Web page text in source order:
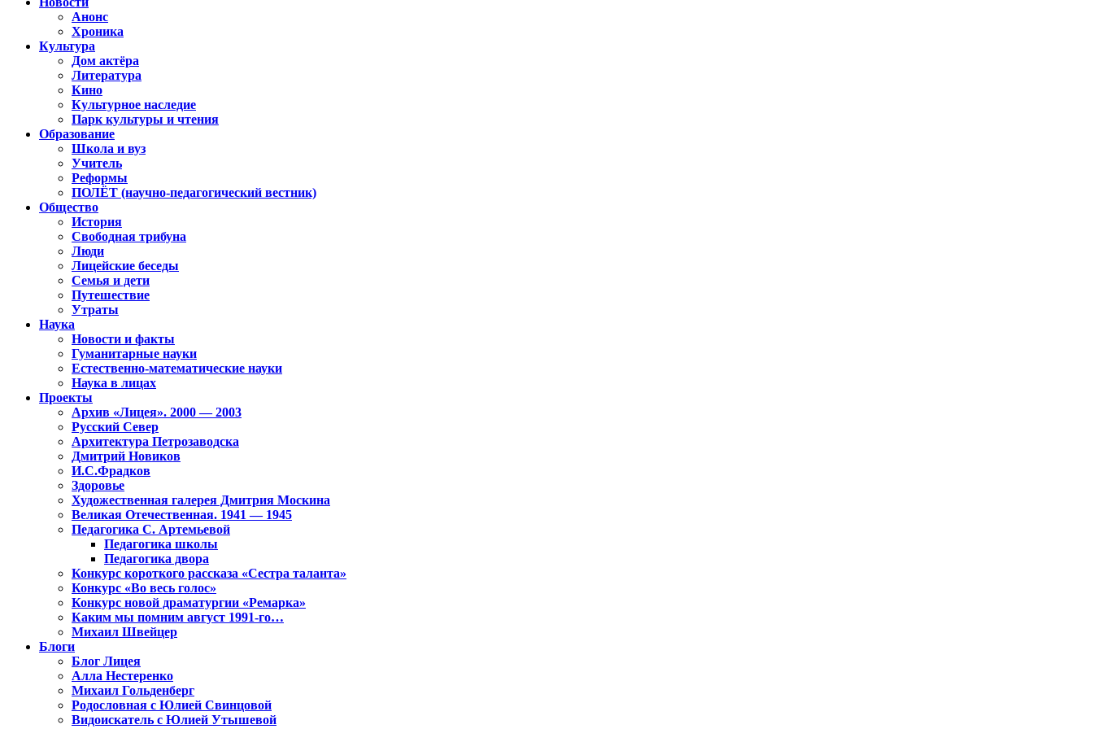
Анонс
Хроника
Культура
Дом актёра
Литература
Кино
Культурное наследие
Парк культуры и чтения
Образование
Школа и вуз
Учитель
Реформы
ПОЛЁТ (научно-педагогический вестник)
Общество
История
Свободная трибуна
Люди
Лицейские беседы
Семья и дети
Путешествие
Утраты
Наука
Новости и факты
Гуманитарные науки
Естественно-математические науки
Наука в лицах
Проекты
Архив «Лицея». 2000 — 2003
Русский Север
Архитектура Петрозаводска
Дмитрий Новиков
И.С.Фрадков
Здоровье
Художественная галерея Дмитрия Москина
Великая Отечественная. 1941 — 1945
Педагогика С. Артемьевой
Педагогика школы
Педагогика двора
Конкурс короткого рассказа «Сестра таланта»
Конкурс «Во весь голос»
Конкурс новой драматургии «Ремарка»
Каким мы помним август 1991-го…
Михаил Швейцер
Блоги
Блог Лицея
Алла Нестеренко
Михаил Гольденберг
Родословная с Юлией Свинцовой
Видоискатель с Юлией Утышевой